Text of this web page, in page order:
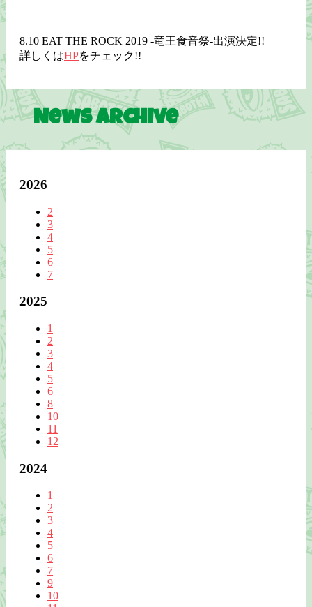
8.10 EAT THE ROCK 2019 -竜王食音祭-出演決定!!
詳しくはHPをチェック!!
News Archive
2026
2
3
4
5
6
7
2025
1
2
3
4
5
6
8
10
11
12
2024
1
2
3
4
5
6
7
9
10